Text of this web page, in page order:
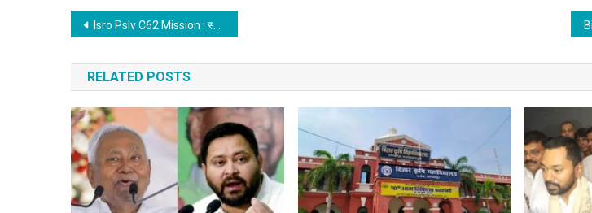
जिलों
Post
navigation
Isro Pslv C62 Mission : स्पेस साइंस में भारत कल रचेगा इतिहास, भेजेगा अपनी ‘एक और आंख’, बढ़ेगी निगरानी क्षमता
RELATED POSTS